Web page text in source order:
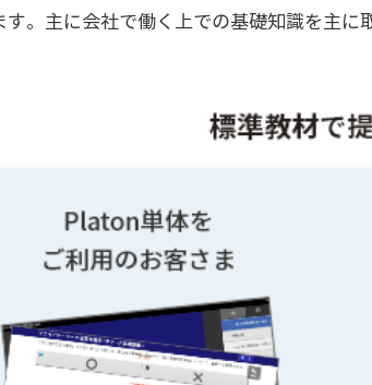
す。主に会社で働く上での基礎知識を主に